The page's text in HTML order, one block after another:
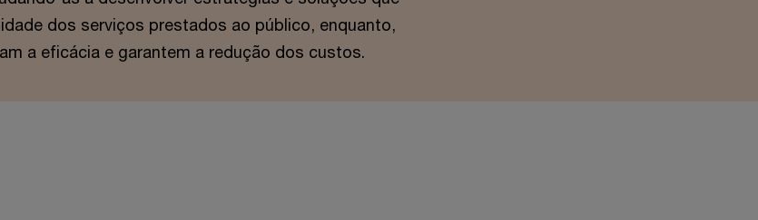
dos serviços prestados ao público, enquanto,
a eficácia e garantem a redução dos custos.